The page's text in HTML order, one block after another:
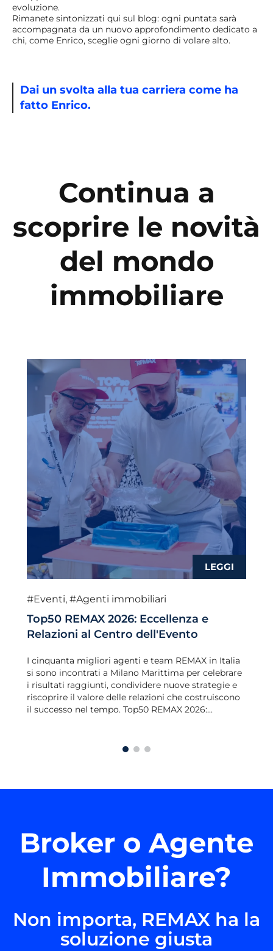
evoluzione.
Rimanete sintonizzati qui sul blog: ogni puntata sarà
accompagnata da un nuovo approfondimento dedicato a
chi, come Enrico, sceglie ogni giorno di volare alto.
Dai un svolta alla tua carriera come ha
fatto Enrico.
Continua a
scoprire le novità
del mondo
immobiliare
#Eventi, #Agenti immobiliari
Top50 REMAX 2026: Eccellenza e
Relazioni al Centro dell'Evento
I cinquanta migliori agenti e team REMAX in Italia
si sono incontrati a Milano Marittima per celebrare
i risultati raggiunti, condividere nuove strategie e
riscoprire il valore delle relazioni che costruiscono
il successo nel tempo. Top50 REMAX 2026:...
Broker o Agente
Immobiliare?
Non importa, REMAX ha la
soluzione giusta